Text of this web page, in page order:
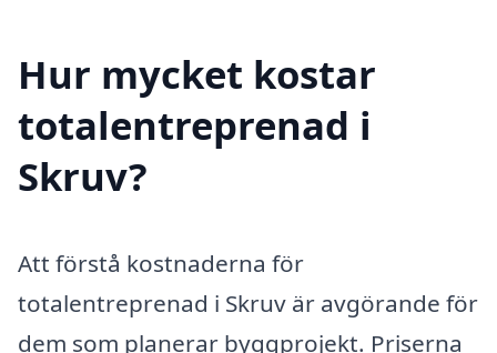
Hur mycket kostar
totalentreprenad i
Skruv?
Att förstå kostnaderna för
totalentreprenad i Skruv är avgörande för
dem som planerar byggprojekt. Priserna